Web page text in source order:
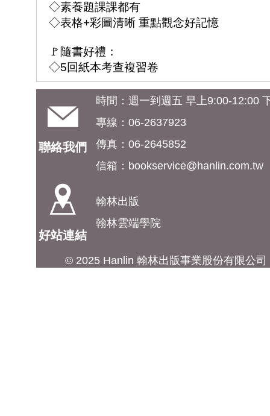
◇素養題課課都有
◇表格+彩圖清晰 重點觀念好記憶
🚩隨書好禮：
◇5回紙本考查複習卷
聯絡我們
時間：週一到週五 早上9:00-12:00
專線：06-2637923
傳真：06-2645852
信箱： bookservice@hanlin.com.tw
好站連結
翰林出版
翰林雲端學院
© 2025 Hanlin 翰林出版事業股份有限公司